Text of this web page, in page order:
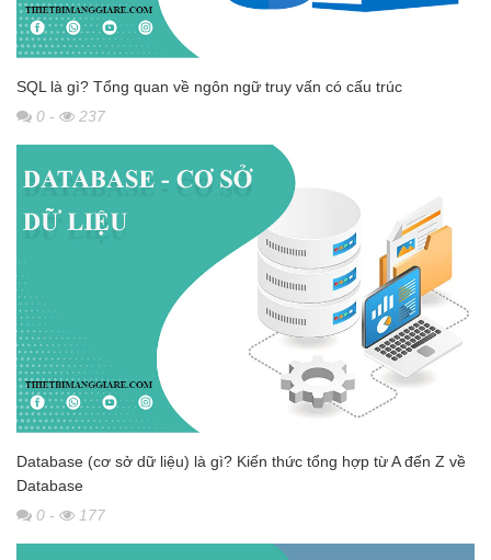
SQL là gì? Tổng quan về ngôn ngữ truy vấn có cấu trúc
0 - 237
Database (cơ sở dữ liệu) là gì? Kiến thức tổng hợp từ A đến Z về
Database
0 - 177